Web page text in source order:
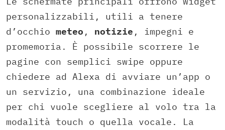
personalizzabili, utili a tenere
d’occhio meteo , notizie , impegni e
promemoria. È possibile scorrere le
pagine con semplici swipe oppure
chiedere ad Alexa di avviare un’app o
un servizio, una combinazione ideale
per chi vuole scegliere al volo tra la
modalità touch o quella vocale. La